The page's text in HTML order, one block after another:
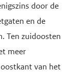
door de
en de
Ten zuidoosten
meer
van het